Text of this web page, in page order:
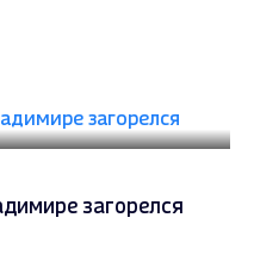
загорелся